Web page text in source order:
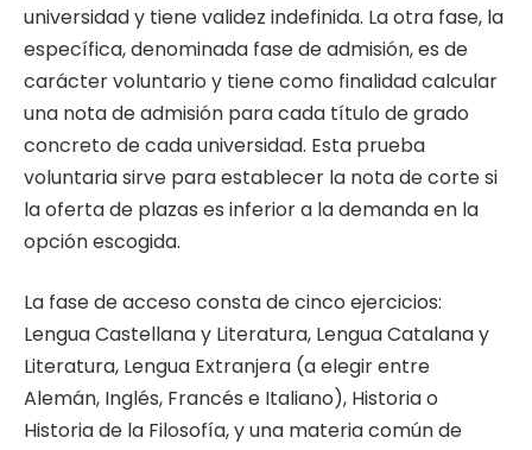
universidad y tiene validez indefinida. La otra fase, la
específica, denominada fase de admisión, es de
carácter voluntario y tiene como finalidad calcular
una nota de admisión para cada título de grado
concreto de cada universidad. Esta prueba
voluntaria sirve para establecer la nota de corte si
la oferta de plazas es inferior a la demanda en la
opción escogida.
La fase de acceso consta de cinco ejercicios:
Lengua Castellana y Literatura, Lengua Catalana y
Literatura, Lengua Extranjera (a elegir entre
Alemán, Inglés, Francés e Italiano), Historia o
Historia de la Filosofía, y una materia común de